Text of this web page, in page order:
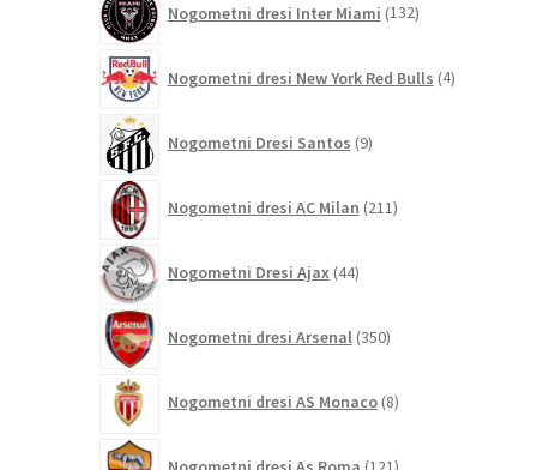
Nogometni dresi Inter Miami 132izdelkov
Nogometni dresi New York Red Bulls 4izdelki
Nogometni Dresi Santos 9izdelkov
Nogometni dresi AC Milan 211izdelkov
Nogometni Dresi Ajax 44izdelkov
Nogometni dresi Arsenal 350izdelkov
Nogometni dresi AS Monaco 8izdelkov